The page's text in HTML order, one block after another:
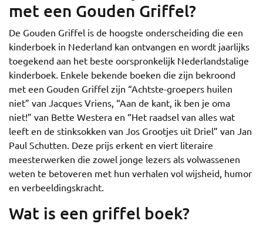
met een Gouden Griffel?
De Gouden Griffel is de hoogste onderscheiding die een
kinderboek in Nederland kan ontvangen en wordt jaarlijks
toegekend aan het beste oorspronkelijk Nederlandstalige
kinderboek. Enkele bekende boeken die zijn bekroond
met een Gouden Griffel zijn “Achtste-groepers huilen
niet” van Jacques Vriens, “Aan de kant, ik ben je oma
niet!” van Bette Westera en “Het raadsel van alles wat
leeft en de stinksokken van Jos Grootjes uit Driel” van Jan
Paul Schutten. Deze prijs erkent en viert literaire
meesterwerken die zowel jonge lezers als volwassenen
weten te betoveren met hun verhalen vol wijsheid, humor
en verbeeldingskracht.
Wat is een griffel boek?